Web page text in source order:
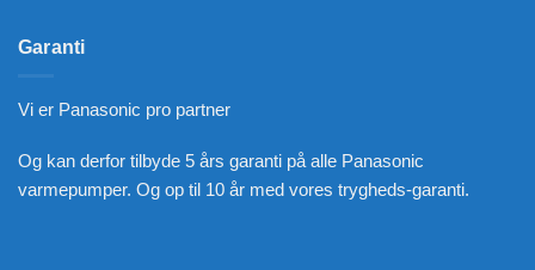
Garanti
Vi er Panasonic pro partner
Og kan derfor tilbyde 5 års garanti på alle Panasonic
varmepumper. Og op til 10 år med vores trygheds-garanti.